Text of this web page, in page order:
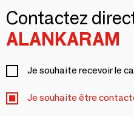
Contactez
ALANKARAM
Je souhaite recevoir le
Je souhaite être